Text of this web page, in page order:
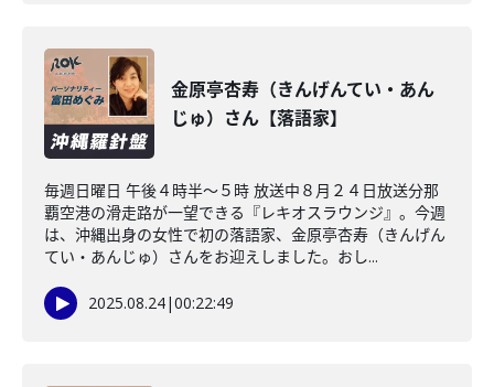
金原亭杏寿（きんげんてい・あん
じゅ）さん【落語家】
毎週日曜日 午後４時半～５時 放送中８月２４日放送分那
覇空港の滑走路が一望できる『レキオスラウンジ』。今週
は、沖縄出身の女性で初の落語家、金原亭杏寿（きんげん
てい・あんじゅ）さんをお迎えしました。おし...
2025.08.24|00:22:49